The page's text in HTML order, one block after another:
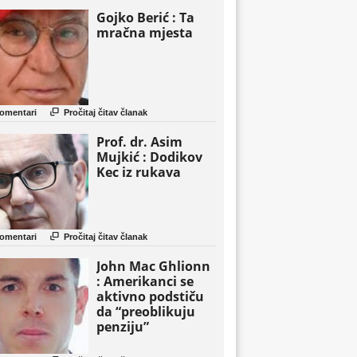
Gojko Berić : Ta
mračna mjesta
 Pročitaj čitav članak
Prof. dr. Asim
Mujkić : Dodikov
Kec iz rukava
 Pročitaj čitav članak
John Mac Ghlionn
: Amerikanci se
aktivno podstiču
da “preoblikuju
penziju”